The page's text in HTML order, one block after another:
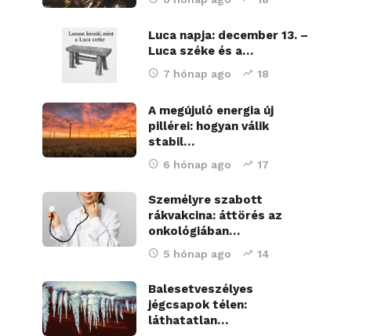
Luca napja: december 13. –
Luca széke és a…
7 hónap ago 18
A megújuló energia új
pillérei: hogyan válik
stabil…
6 hónap ago 17
Személyre szabott
rákvakcina: áttörés az
onkológiában…
5 hónap ago 14
Balesetveszélyes
jégcsapok télen:
láthatatlan…